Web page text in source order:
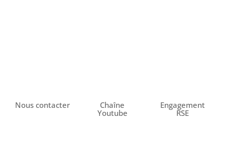
Nous contacter
Chaîne
Youtube
Engagement
RSE